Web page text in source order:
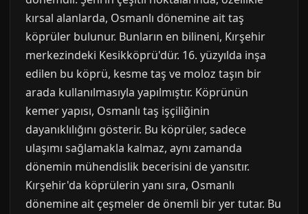
kırsal alanlarda, Osmanlı dönemine ait taş
köprüler bulunur. Bunların en bilineni, Kırşehir
merkezindeki Kesikköprü'dür. 16. yüzyılda inşa
edilen bu köprü, kesme taş ve moloz taşın bir
arada kullanılmasıyla yapılmıştır. Köprünün
kemer yapısı, Osmanlı taş işçiliğinin
dayanıklılığını gösterir. Bu köprüler, sadece
ulaşımı sağlamakla kalmaz, aynı zamanda
dönemin mühendislik becerisini de yansıtır.
Kırşehir'da köprülerin yanı sıra, Osmanlı
dönemine ait çeşmeler de önemli bir yer tutar. Bu